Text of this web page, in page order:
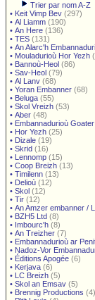
Trier par nom A-Z
• Keit Vimp Bev (297)
• Al Liamm (190)
• An Here (136)
• TES (131)
• An Alarc'h
• Mouladurioù Hor Yezh
• Bannoù-Heol (86)
• Sav-Heol (79)
• Al Lanv (68)
• Yoran Embanner (68)
• Beluga (55)
• Skol Vreizh (53)
• Aber (48)
• Embannadurioù Goater
• Hor Yezh (25)
• Dizale (19)
• Skrid (16)
• Lennomp (15)
• Coop Breizh (13)
• Timilenn (13)
• Delioù (12)
• Skol (12)
• Tir (12)
• An Amzer embanner /
• BZH5 Ltd (8)
• Imbourc'h (8)
• An Treizher (7)
• Embannadurioù ar
• Nadoz-Vor
• Éditions Apogée (6)
• Kerjava (6)
• LC Breizh (5)
• Skol an Emsav (5)
• Brennig Productions (4)